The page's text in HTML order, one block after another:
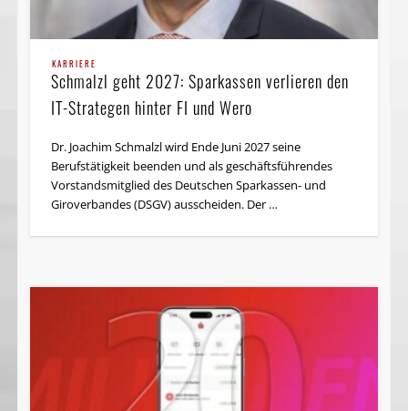
KARRIERE
Schmalzl geht 2027: Sparkassen verlieren den
IT-Strategen hinter FI und Wero
Dr. Joachim Schmalzl wird Ende Juni 2027 seine
Berufstätigkeit beenden und als geschäftsführendes
Vorstandsmitglied des Deutschen Sparkassen- und
Giroverbandes (DSGV) ausscheiden. Der …